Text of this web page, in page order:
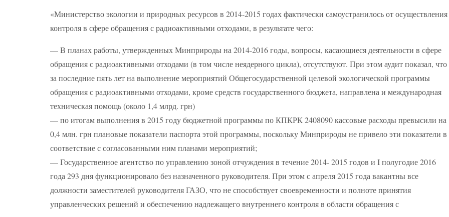
«Министерство экологии и природных ресурсов в 2014-2015 годах фактически самоустранилось от осуществления
контроля в сфере обращения с радиоактивными отходами, в результате чего:
— В планах работы, утвержденных Минприроды на 2014-2016 годы, вопросы, касающиеся деятельности в сфере
обращения с радиоактивными отходами (в том числе неядерного цикла), отсутствуют. При этом аудит показал, что
за последние пять лет на выполнение мероприятий Общегосударственной целевой экологической программы
обращения с радиоактивными отходами, кроме средств государственного бюджета, направлена ​​и международная
техническая помощь (около 1,4 млрд. грн)
— по итогам выполнения в 2015 году бюджетной программы по КПКРК 2408090 кассовые расходы превысили на
0,4 млн. грн плановые показатели паспорта этой программы, поскольку Минприроды не привело эти показатели в
соответствие с согласованными ним планами мероприятий;
— Государственное агентство по управлению зоной отчуждения в течение 2014- 2015 годов и I полугодие 2016
года 293 дня функционировало без назначенного руководителя. При этом с апреля 2015 года вакантны все
должности заместителей руководителя ГАЗО, что не способствует своевременности и полноте принятия
управленческих решений и обеспечению надлежащего внутреннего контроля в области обращения с